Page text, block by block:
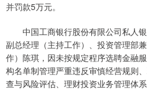
并罚款5万元。
中国工商银行股份有限公司私人银
副总经理（主持工作）、投资管理部
作）陈琪，因未按规定程序选聘金融
构名单制管理严重违反审慎经营规则
查与风险评估、理财投资业务管理体